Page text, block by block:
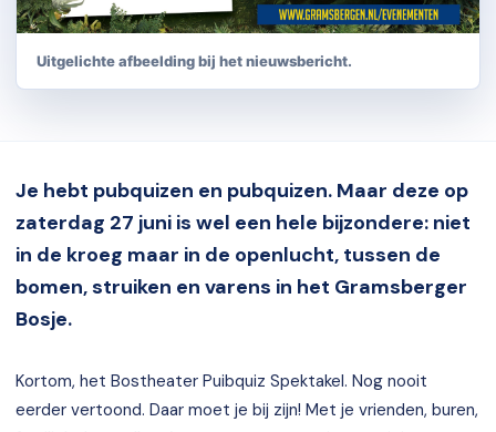
Uitgelichte afbeelding bij het nieuwsbericht.
Je hebt pubquizen en pubquizen. Maar deze op
zaterdag 27 juni is wel een hele bijzondere: niet
in de kroeg maar in de openlucht, tussen de
bomen, struiken en varens in het Gramsberger
Bosje.
Kortom, het Bostheater Puibquiz Spektakel. Nog nooit
eerder vertoond. Daar moet je bij zijn! Met je vrienden, buren,